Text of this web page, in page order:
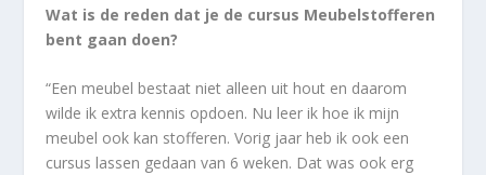
Wat is de reden dat je de cursus Meubelstofferen
bent gaan doen?
“Een meubel bestaat niet alleen uit hout en daarom
wilde ik extra kennis opdoen. Nu leer ik hoe ik mijn
meubel ook kan stofferen. Vorig jaar heb ik ook een
cursus lassen gedaan van 6 weken. Dat was ook erg